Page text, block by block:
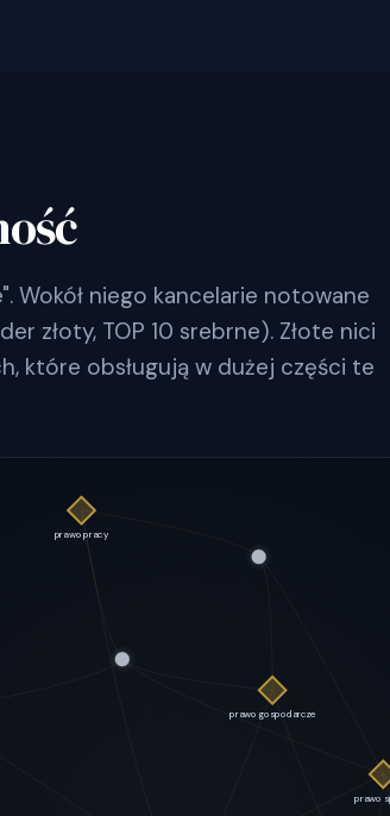
Wokół niego kancelarie notowane
złoty, TOP 10 srebrne). Złote nici
które obsługują w dużej części te